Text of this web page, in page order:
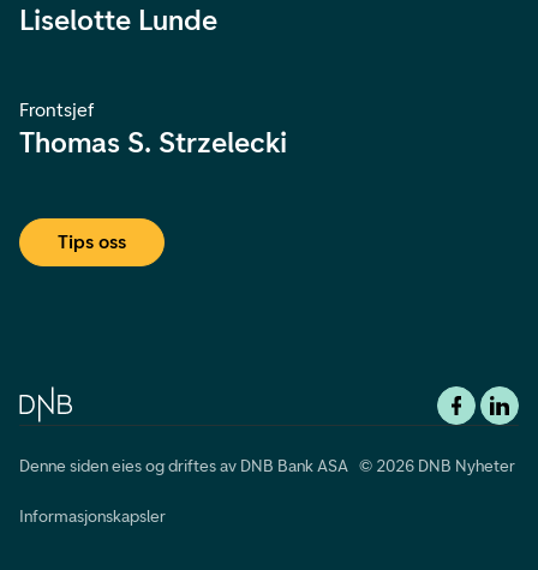
Liselotte Lunde
Frontsjef
Thomas S. Strzelecki
Tips oss
Denne siden eies og driftes av DNB Bank ASA © 2026 DNB Nyheter
Informasjonskapsler